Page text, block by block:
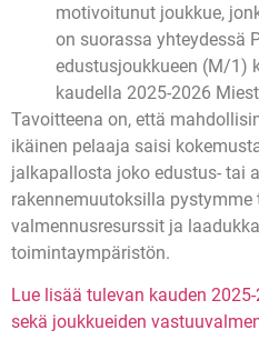
motivoitunut joukkue,
on suorassa yhteydessä
edustusjoukkueen (M/1)
kaudella 2025-2026
Tavoitteena on, että
ikäinen pelaaja saisi
jalkapallosta joko edustus- tai
rakennemuutoksilla
valmennusresurssit ja
toimintaympäristön.
Lue lisää tulevan kauden
sekä joukkueiden